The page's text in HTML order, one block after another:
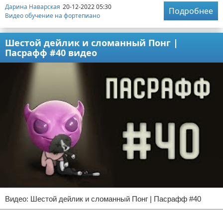
Дарина Наварская 20-12-2022 05:30
Видео обучение на фортепиано
Подробнее
Шестой дейлик и сломанный Понг |
Пасрафф #40 видео
Видео: Шестой дейлик и сломанный Понг | Пасрафф #40